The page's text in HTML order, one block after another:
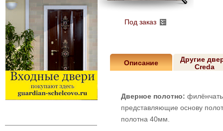
Под заказ
Описание
Другие
Creda
Дверное полотно:
представляющие основу
полотна40мм.